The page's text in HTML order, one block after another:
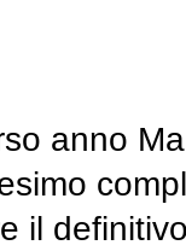
anno
il